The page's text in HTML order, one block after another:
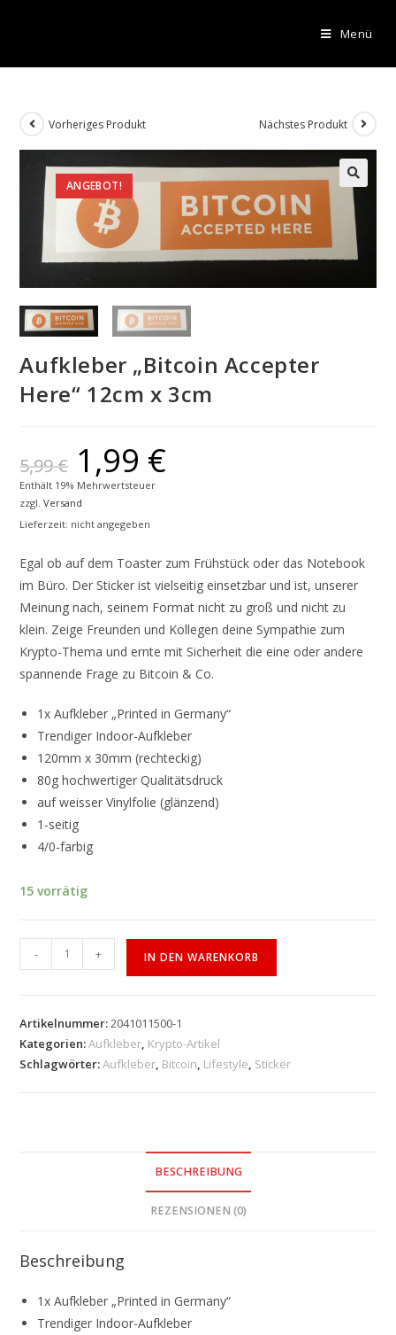
Menü
ANGEBOT!
Vorheriges Produkt Nächstes Produkt
Aufkleber „Bitcoin Accepter
Here“ 12cm x 3cm
5,99€ 1,99 €
Enthält 19% Mehrwertsteuer
zzgl.Versand
Lieferzeit: nicht angegeben
Egal ob auf dem Toaster zum Frühstück oder das Notebook
im Büro. Der Sticker ist vielseitig einsetzbar und ist, unserer
Meinung nach, seinem Format nicht zu groß und nicht zu
klein. Zeige Freunden und Kollegen deine Sympathie zum
Krypto-Thema und ernte mit Sicherheit die eine oder andere
spannende Frage zu Bitcoin & Co.
1x Aufkleber „Printed in Germany“
Trendiger Indoor-Aufkleber
120mm x 30mm (rechteckig)
80g hochwertiger Qualitätsdruck
auf weisser Vinylfolie (glänzend)
1-seitig
4/0-farbig
15 vorrätig
- + IN DEN WARENKORB
Artikelnummer:2041011500-1
Kategorien:Aufkleber Krypto-Artikel
Schlagwörter:Aufkleber Bitcoin Lifestyle Sticker
BESCHREIBUNG
REZENSIONEN (0)
Beschreibung
1x Aufkleber „Printed in Germany“
Trendiger Indoor-Aufkleber